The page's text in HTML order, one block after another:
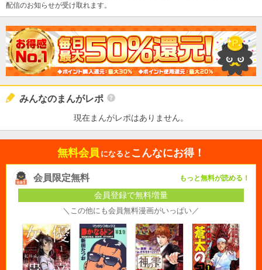
配信のお知らせが受け取れます。
みんなのまんがレポ
現在まんがレポはありません。
無料会員 になると こんなにお得！
会員限定無料 もっと無料が読める！
会員登録で無料増量
＼この他にも会員無料漫画がいっぱい／